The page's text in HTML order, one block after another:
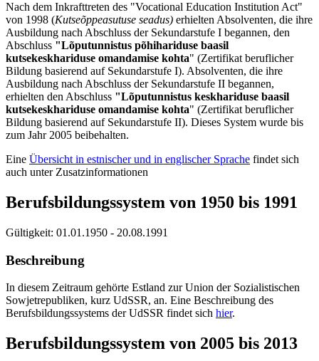
Nach dem Inkrafttreten des "Vocational Education Institution Act"
von 1998 (Kutseõppeasutuse seadus) erhielten Absolventen, die ihre
Ausbildung nach Abschluss der Sekundarstufe I begannen, den
Abschluss "Lõputunnistus põhihariduse baasil
kutsekeskhariduse omandamise kohta" (Zertifikat beruflicher
Bildung basierend auf Sekundarstufe I). Absolventen, die ihre
Ausbildung nach Abschluss der Sekundarstufe II begannen,
erhielten den Abschluss "Lõputunnistus keskhariduse baasil
kutsekeskhariduse omandamise kohta" (Zertifikat beruflicher
Bildung basierend auf Sekundarstufe II). Dieses System wurde bis
zum Jahr 2005 beibehalten.
Eine Übersicht in estnischer und in englischer Sprache findet sich
auch unter Zusatzinformationen
Berufsbildungssystem von 1950 bis 1991
Gültigkeit: 01.01.1950 - 20.08.1991
Beschreibung
In diesem Zeitraum gehörte Estland zur Union der Sozialistischen
Sowjetrepubliken, kurz UdSSR, an. Eine Beschreibung des
Berufsbildungssystems der UdSSR findet sich hier.
Berufsbildungssystem von 2005 bis 2013